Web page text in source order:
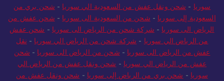
سوريا - شحن ونقل عفش من السعودية الي سوريا - شحن بري من
السعودية إلى سوريا - شحن من السعودية الى سوريا - شحن عفش من
الرياض الى سوريا - شركة شحن من الرياض الى سوريا - شحن عفش
من الرياض الي سوريا - شركة شحن من الرياض الي سوريا - نقل
عفش من الرياض الى سوريا - شحن من الرياض الى سوريا - شحن
عفش من الرياض الي سوريا - شحن ونقل عفش من الرياض الي
سوريا - شحن بري من الرياض إلى سوريا - شحن ونقل عفش من